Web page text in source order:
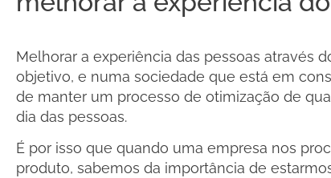
Melhorar a experiência das pessoas através
objetivo, e numa sociedade que está em
de manter um processo de otimização de
dia das pessoas.
É por isso que quando uma empresa nos
produto, sabemos da importância de